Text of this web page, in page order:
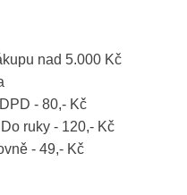
nad 5.000 Kč
- 80,- Kč
ruky - 120,- Kč
- 49,- Kč